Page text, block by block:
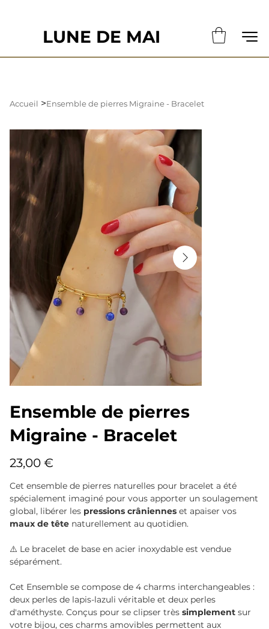
LUNE DE MAI
Accueil >Ensemble de pierres Migraine - Bracelet
Ensemble de pierres
Migraine - Bracelet
Prix
23,00 €
Cet ensemble de pierres naturelles pour bracelet a été
spécialement imaginé pour vous apporter un soulagement
global, libérer les pressions crâniennes et apaiser vos
maux de tête naturellement au quotidien.
⚠️ Le bracelet de base en acier inoxydable est vendue
séparément.
Cet Ensemble se compose de 4 charms interchangeables :
deux perles de lapis-lazuli véritable et deux perles
d'améthyste. Conçus pour se clipser très simplement sur
votre bijou, ces charms amovibles permettent aux